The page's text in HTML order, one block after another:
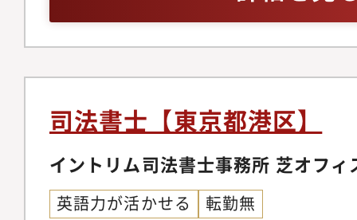
司法書士【東京都港区】
イントリム司法書士事務所 芝オフィ
英語力が活かせる 転勤無